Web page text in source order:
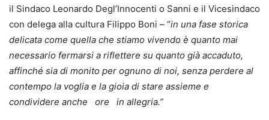
il Sindaco Leonardo Degl’Innocenti o Sanni e il Vicesindaco
con delega alla cultura Filippo Boni – “in una fase storica
delicata come quella che stiamo vivendo è quanto mai
necessario fermarsi a riflettere su quanto già accaduto,
affinché sia di monito per ognuno di noi, senza perdere al
contempo la voglia e la gioia di stare assieme e
condividere anche ore in allegria.”